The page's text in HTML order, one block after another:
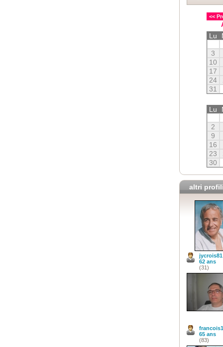
<<
Lu
3
10
17
24
31
Lu
2
9
16
23
30
altri
jycrois81
62 ans
(31)
65 ans
(83)